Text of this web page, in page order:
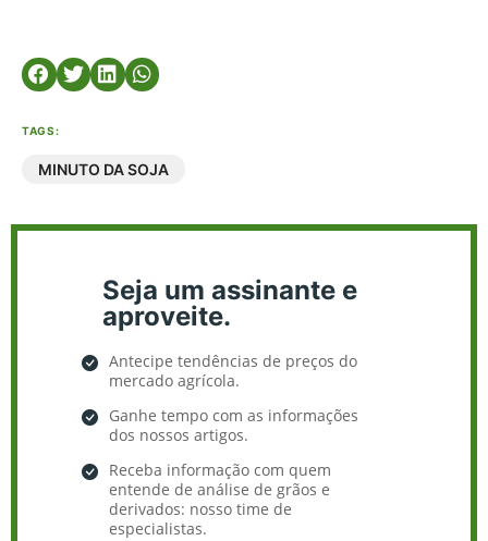
TAGS:
MINUTO DA SOJA
Seja um assinante e
aproveite.
Antecipe tendências de preços do
mercado agrícola.
Ganhe tempo com as informações
dos nossos artigos.
Receba informação com quem
entende de análise de grãos e
derivados: nosso time de
especialistas.